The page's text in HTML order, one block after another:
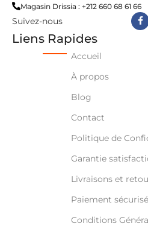
Magasin Drissia : +212 660 68 61 66
Suivez-nous
Liens Rapides
Accueil
À propos
Blog
Contact
Politique de
Garantie
Livraisons et
Paiement sécurisé
Conditions